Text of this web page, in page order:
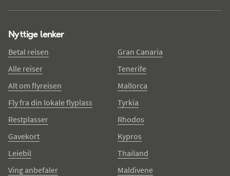
Nyttige lenker
Betal reisen
Alle reiser
Alt om flyreisen
Fly fra din lokale flyplass
Restplasser
Gavekort
Leiebil
Ving anbefaler
Gran Canaria
Tenerife
Mallorca
Tyrkia
Rhodos
Kypros
Thailand
Maldivene